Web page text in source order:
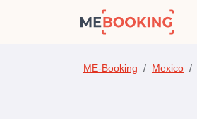
ME-Booking Mexico